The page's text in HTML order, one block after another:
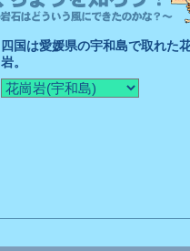
四国は愛媛県の宇和島で取れた
岩。